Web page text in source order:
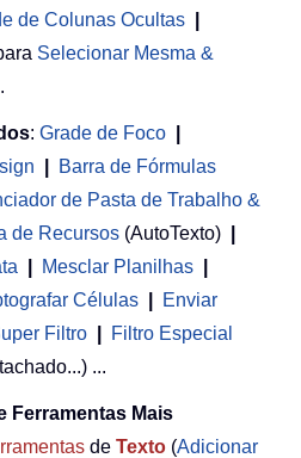
de Colunas Ocultas
Selecionar Mesma &
: Grade de Foco
Barra de Fórmulas
de Pasta de Trabalho &
de Recursos (AutoTexto)
Mesclar Planilhas
Células
Enviar
Filtro
Filtro Especial
...
Ferramentas Mais
de Texto (Adicionar